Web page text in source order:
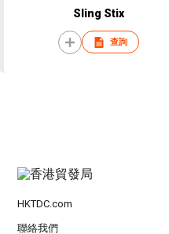
Sling Stix
查詢
HKTDC.com
聯絡我們